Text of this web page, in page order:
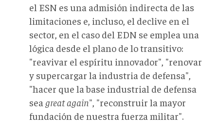
el ESN es una admisión indirecta de las
limitaciones e, incluso, el declive en el
sector, en el caso del EDN se emplea una
lógica desde el plano de lo transitivo:
"reavivar el espíritu innovador", "renovar
y supercargar la industria de defensa",
"hacer que la base industrial de defensa
sea great again", "reconstruir la mayor
fundación de nuestra fuerza militar".